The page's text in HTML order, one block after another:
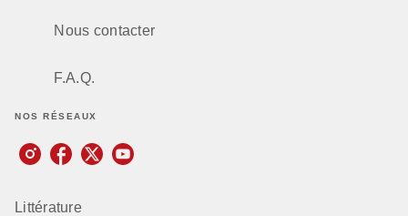
Nous contacter
F.A.Q.
NOS RÉSEAUX
Littérature